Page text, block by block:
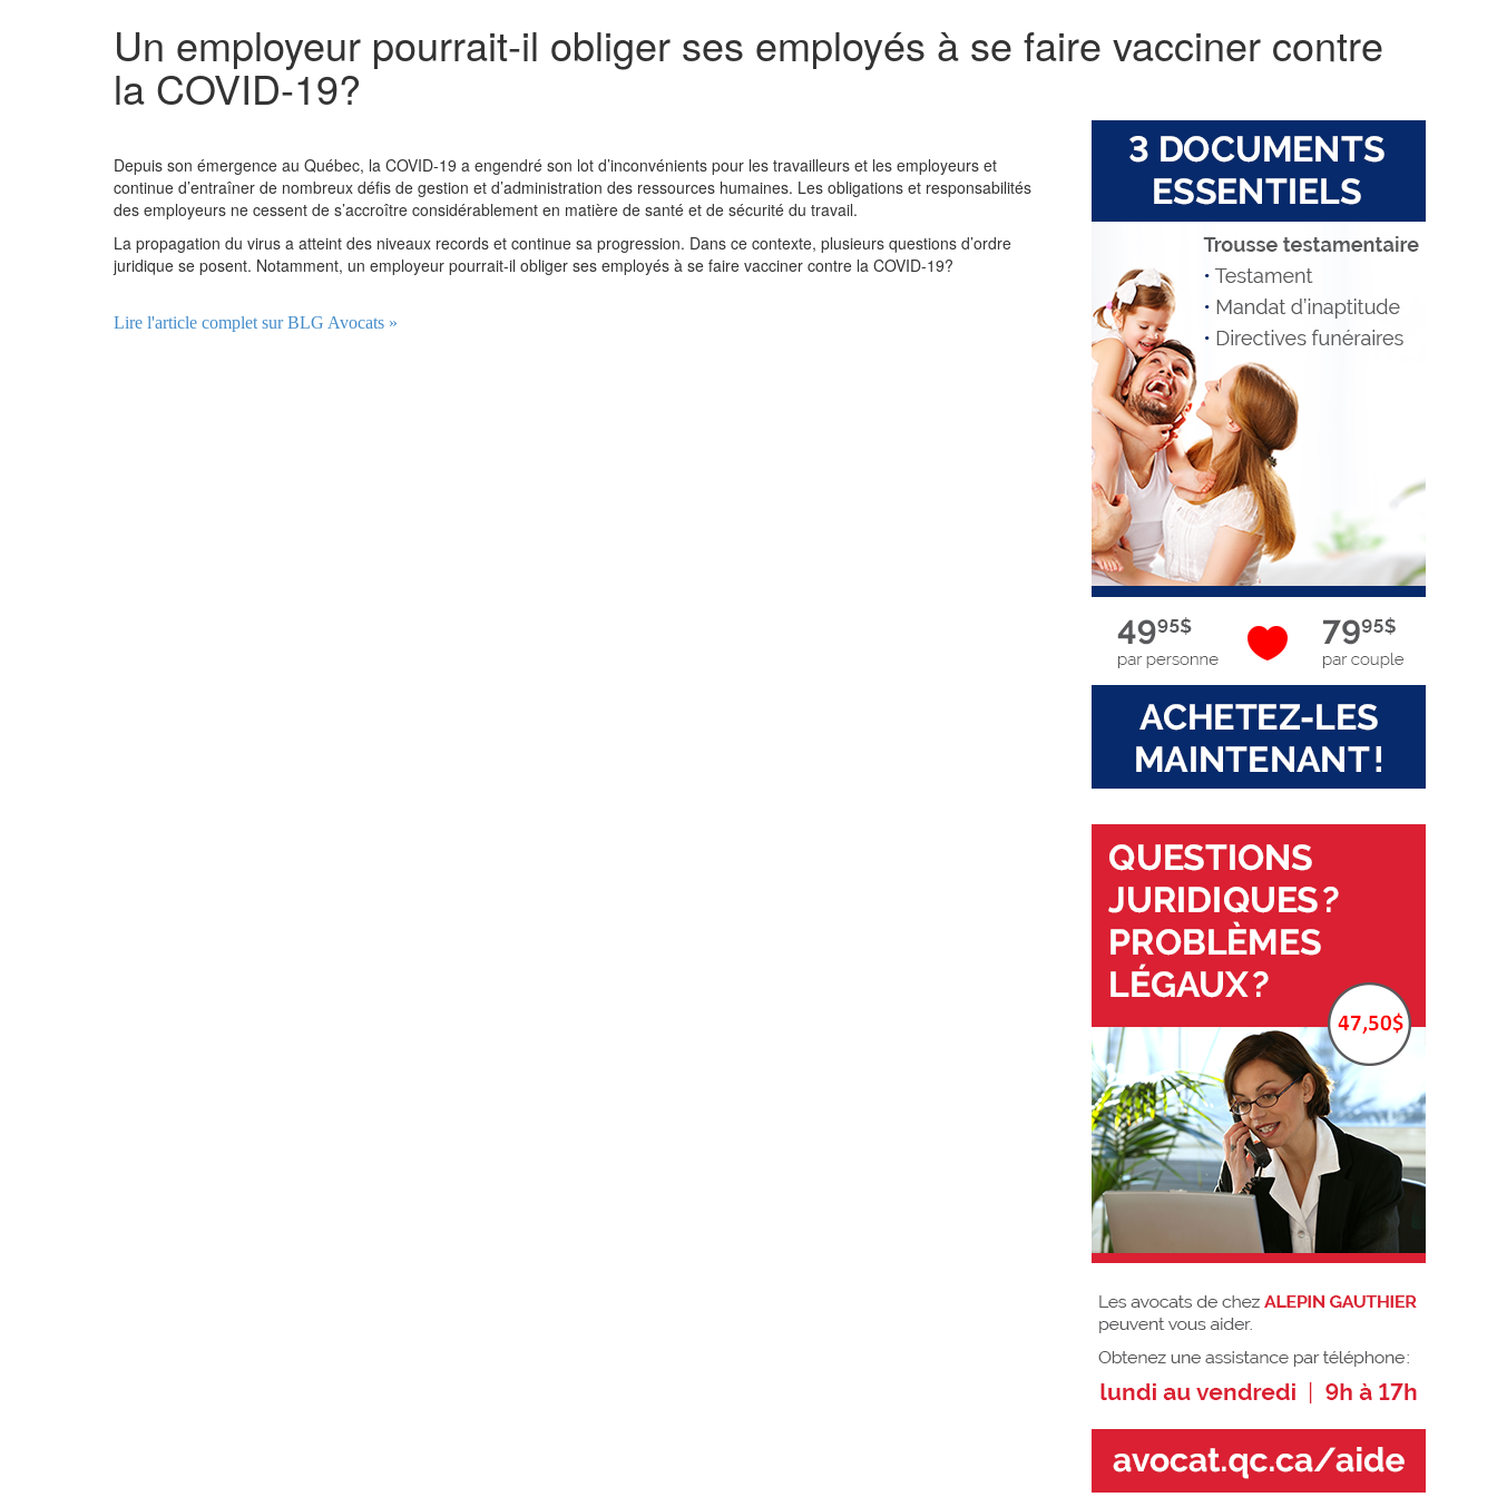
Un employeur pourrait-il obliger ses employés à se faire vacciner contre
la COVID-19?
Depuis son émergence au Québec, la COVID-19 a engendré son lot d’inconvénients pour les travailleurs et les employeurs et
continue d’entraîner de nombreux défis de gestion et d’administration des ressources humaines. Les obligations et responsabilités
des employeurs ne cessent de s’accroître considérablement en matière de santé et de sécurité du travail.
La propagation du virus a atteint des niveaux records et continue sa progression. Dans ce contexte, plusieurs questions d’ordre
juridique se posent. Notamment, un employeur pourrait-il obliger ses employés à se faire vacciner contre la COVID-19?
Lire l'article complet sur BLG Avocats »